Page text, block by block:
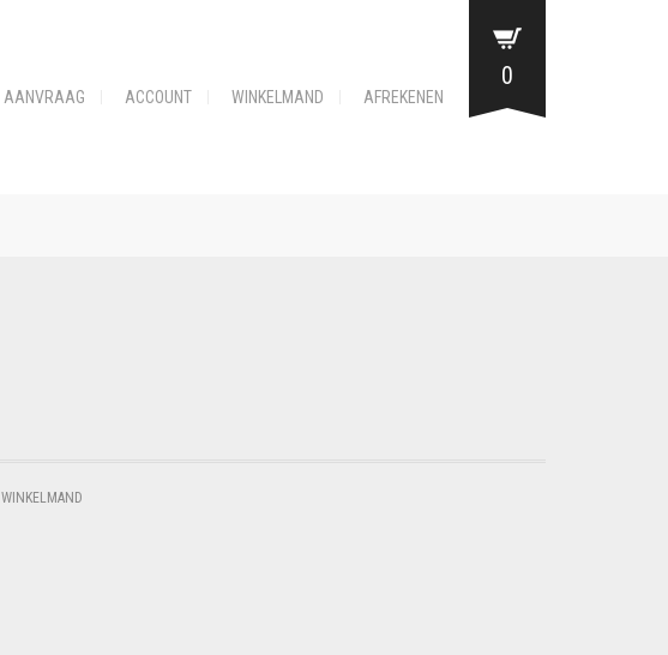
AANVRAAG ACCOUNT WINKELMAND AFREKENEN
0
WINKELMAND